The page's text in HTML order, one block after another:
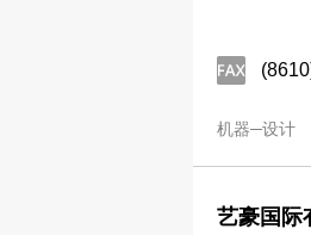
机器─设计
艺豪国际